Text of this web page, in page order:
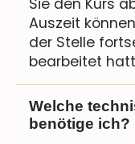
Sie den Kurs
Auszeit
der Stelle
bearbeitet
Welche
benötige ich?